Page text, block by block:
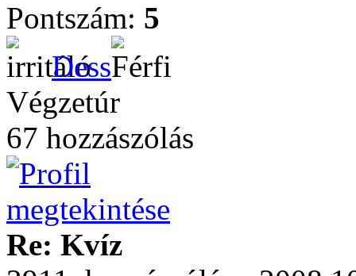
Pontszám: 5
Dess
Végzetúr
67 hozzászólás
Re: Kvíz